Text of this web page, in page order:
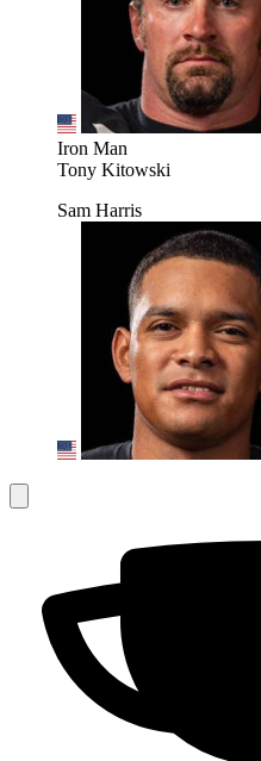
Iron Man
Tony Kitowski
Sam Harris